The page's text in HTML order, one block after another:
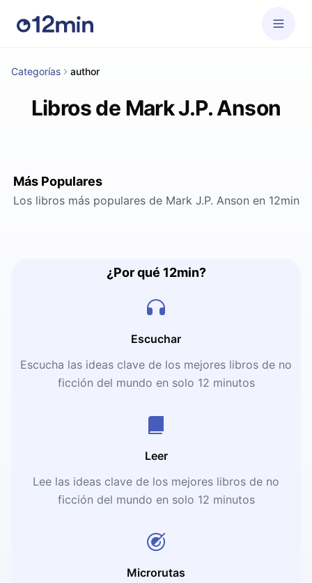
Categorías author
Libros de Mark J.P. Anson
Más Populares
Los libros más populares de Mark J.P. Anson en 12min
¿Por qué 12min?
Escuchar
Escucha las ideas clave de los mejores libros de no
ficción del mundo en solo 12 minutos
Leer
Lee las ideas clave de los mejores libros de no
ficción del mundo en solo 12 minutos
Microrutas